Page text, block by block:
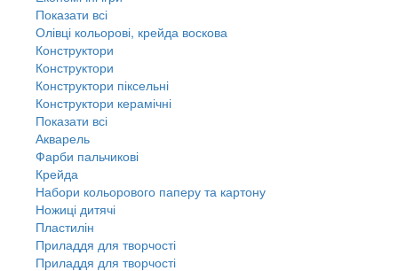
Показати всі
Олівці кольорові, крейда воскова
Конструктори
Конструктори
Конструктори піксельні
Конструктори керамічні
Показати всі
Акварель
Фарби пальчикові
Крейда
Набори кольорового паперу та картону
Ножиці дитячі
Пластилін
Приладдя для творчості
Приладдя для творчості